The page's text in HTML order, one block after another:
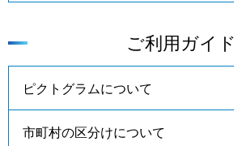
ご利用ガイド
ピクトグラムについて
市町村の区分けについて